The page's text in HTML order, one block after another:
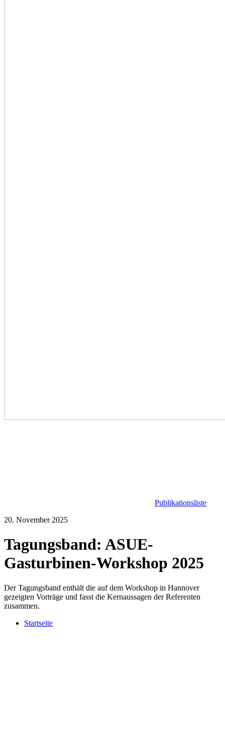
Publikationsliste
20. November 2025
Tagungsband: ASUE-
Gasturbinen-Workshop 2025
Der Tagungsband enthält die auf dem Workshop in Hannover
gezeigten Vorträge und fasst die Kernaussagen der Referenten
zusammen.
Startseite